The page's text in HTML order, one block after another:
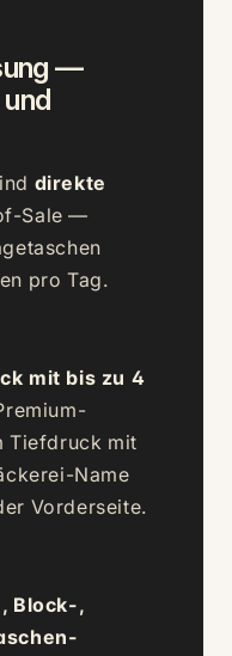
—
direkte
Sale —
pro Tag.
mit bis zu 4
Tiefdruck mit
Name
Vorderseite.
Block-,